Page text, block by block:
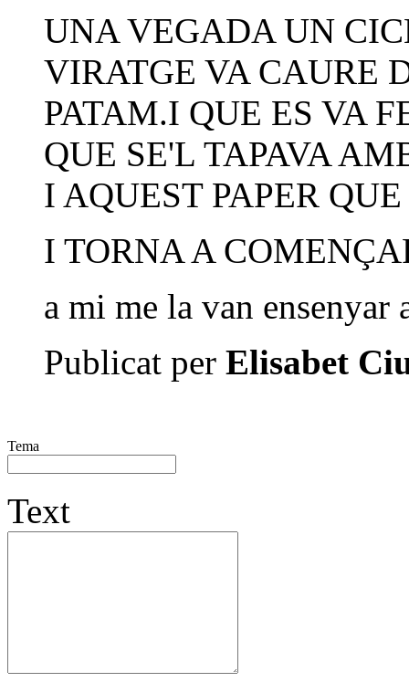
UNA VEGADA UN
VIRATGE VA CAURE
PATAM.I QUE ES VA
QUE SE'L TAPAVA
I AQUEST PAPER
I TORNA A
a mi me la van ensenyar
Publicat per Elisabet
Tema
Text